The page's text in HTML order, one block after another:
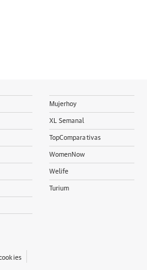
Mujerhoy
XL Semanal
TopComparativas
WomenNow
Welife
Turium